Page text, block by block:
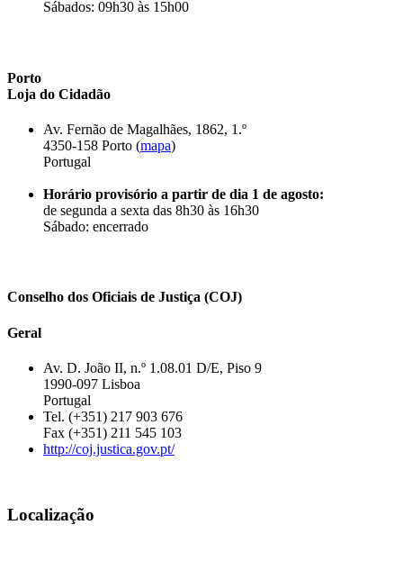
Sábados: 09h30 às 15h00
Porto
Loja do Cidadão
Av. Fernão de Magalhães, 1862, 1.º
4350-158 Porto (mapa)
Portugal
Horário provisório a partir de dia 1 de agosto:
de segunda a sexta das 8h30 às 16h30
Sábado: encerrado
Conselho dos Oficiais de Justiça (COJ)
Geral
Av. D. João II, n.º 1.08.01 D/E, Piso 9
1990-097 Lisboa
Portugal
Tel. (+351) 217 903 676
Fax (+351) 211 545 103
http://coj.justica.gov.pt/
Localização